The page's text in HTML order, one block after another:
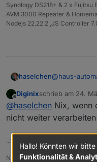
Synology DS218+ & 2 x
AVM 3000 Repeater &
Nodejs 22.22.2 ,JS Controller
haselchen@haus-
Stehe auch
einem
Habe mit
Das war ein
Nun ist das
Was soll da
Offline
Diginixschrieb am 24.
zuletzt editiert von
@haselchen Nix, wenn
nicht weiter
..:: So long! Tom ::..
NUC7i3 (Ubuntu Proxmox VM)
Hallo! Könnten wir
Funktionalität &